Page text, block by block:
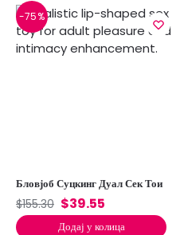
-75%
Бловјоб Суцкинг Дуал Сек Тои
$155.30 $39.55
Додај у колица